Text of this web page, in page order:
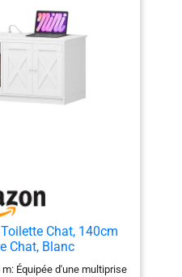
chat. Son design épuré et
véritable élément déco
en panneaux de qualité,
chat est stable et faite
supporte jusqu’à 60 kg,
et vos félins, pendant de
années
Chat, 140cm
Chat, Blanc
Équipée d'une multiprise